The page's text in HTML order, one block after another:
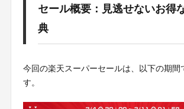
セール概要：見逃せないお得
典
今回の楽天スーパーセールは、以下の期間
す。